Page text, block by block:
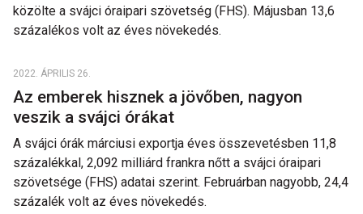
közölte a svájci óraipari szövetség (FHS). Májusban 13,6
százalékos volt az éves növekedés.
2022. ÁPRILIS 26.
Az emberek hisznek a jövőben, nagyon
veszik a svájci órákat
A svájci órák márciusi exportja éves összevetésben 11,8
százalékkal, 2,092 milliárd frankra nőtt a svájci óraipari
szövetsége (FHS) adatai szerint. Februárban nagyobb, 24,4
százalék volt az éves növekedés.